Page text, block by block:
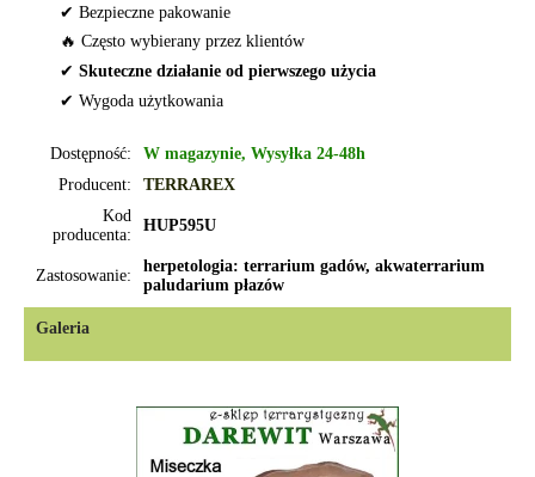
✔ Bezpieczne pakowanie
🔥 Często wybierany przez klientów
✔ Skuteczne działanie od pierwszego użycia
✔ Wygoda użytkowania
Dostępność:
W magazynie, Wysyłka 24-48h
Producent:
TERRAREX
Kod
producenta:
HUP595U
Zastosowanie:
herpetologia: terrarium gadów, akwaterrarium
paludarium płazów
Galeria